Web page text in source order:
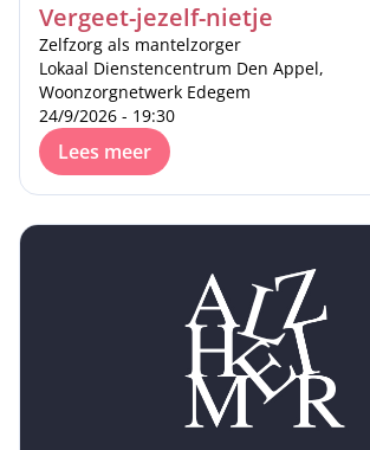
Vergeet-jezelf-nietje
Zelfzorg als mantelzorger
Lokaal Dienstencentrum Den Appel,
Woonzorgnetwerk Edegem
24/9/2026 - 19:30
Lees meer